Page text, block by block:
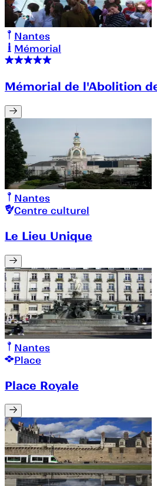
Nantes
Mémorial
Mémorial de l'Abolition
Nantes
Centre culturel
Le Lieu Unique
Nantes
Place
Place Royale